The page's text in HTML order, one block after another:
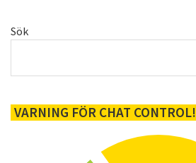
Primärt
Sök
VARNING FÖR CHAT CONTROL!